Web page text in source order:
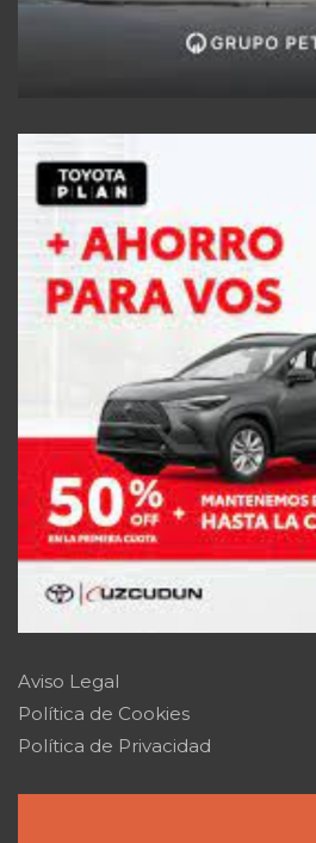
Aviso Legal
Política de Cookies
Política de Privacidad